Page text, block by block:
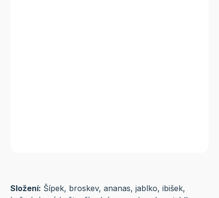
Složení: Šípek, broskev, ananas, jablko, ibišek,